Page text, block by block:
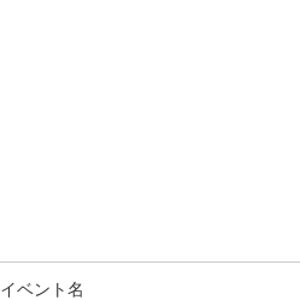
イベント名